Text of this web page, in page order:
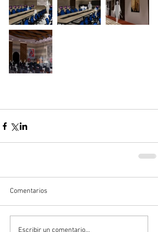
Comentarios
Escribir un comentario...